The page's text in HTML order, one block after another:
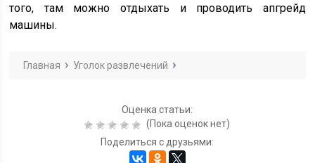
того, там можно отдыхать и проводить апгрейд
машины.
Главная Уголок развлечений
Оценка статьи:
(Пока оценок нет)
Поделиться с друзьями: